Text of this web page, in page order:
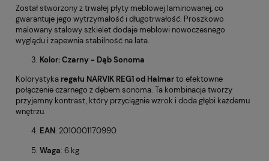
Został stworzony z trwałej płyty meblowej laminowanej, co
gwarantuje jego wytrzymałość i długotrwałość. Proszkowo
malowany stalowy szkielet dodaje meblowi nowoczesnego
wyglądu i zapewnia stabilność na lata.
Kolor: Czarny - Dąb Sonoma
Kolorystyka regału NARVIK REG1 od Halmarto efektowne
połączenie czarnego z dębem sonoma. Ta kombinacja tworzy
przyjemny kontrast, który przyciągnie wzrok i doda głębi każdemu
wnętrzu.
EAN: 2010001170990
Waga: 6 kg